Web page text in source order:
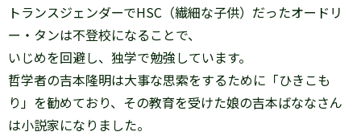
トランスジェンダーでHSC（繊細な子供）だったオードリ
ー・タンは不登校になることで、
いじめを回避し、独学で勉強しています。
哲学者の吉本隆明は大事な思索をするために「ひきこも
り」を勧めており、その教育を受けた娘の吉本ばななさん
は小説家になりました。